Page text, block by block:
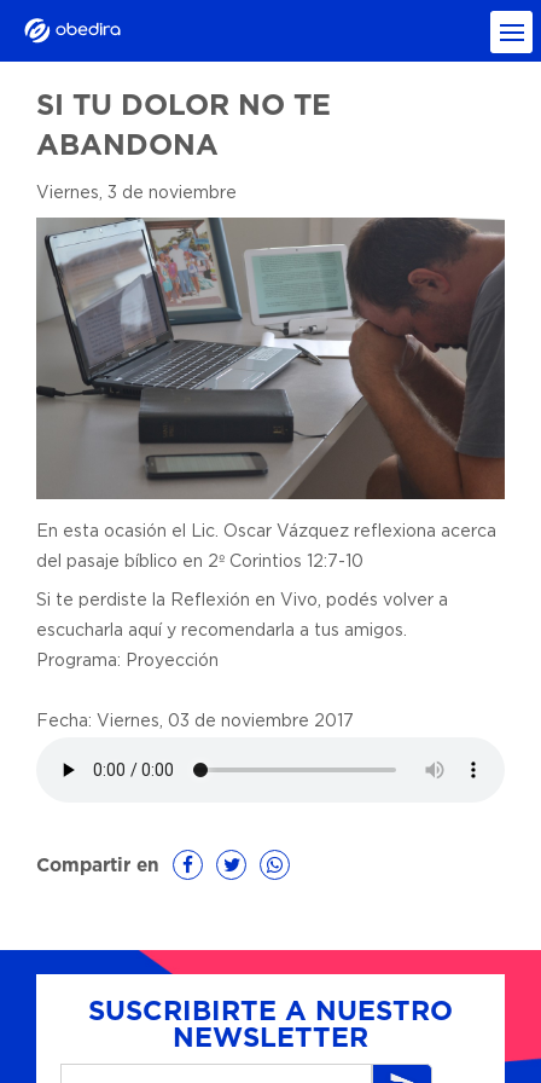
SI TU DOLOR NO TE
ABANDONA
Viernes, 3 de noviembre
En esta ocasión el Lic. Oscar Vázquez reflexiona acerca
del pasaje bíblico en 2º Corintios 12:7-10
Si te perdiste la Reflexión en Vivo, podés volver a
escucharla aquí y recomendarla a tus amigos.
Programa: Proyección
Fecha: Viernes, 03 de noviembre 2017
Compartir en
SUSCRIBIRTE A NUESTRO
NEWSLETTER